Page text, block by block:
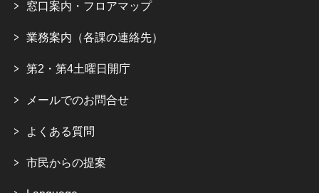
窓口案内・フロアマップ
業務案内（各課の連絡先）
第2・第4土曜日開庁
メールでのお問合せ
よくある質問
市民からの提案